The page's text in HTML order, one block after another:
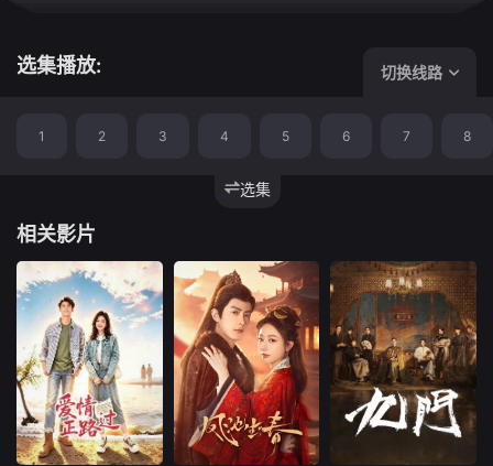
选集播放: 切换线路
选集
1 2 3 4 5 6 7 8
相关影片